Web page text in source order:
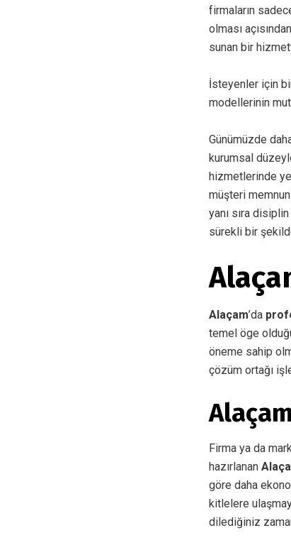
firmaların
olması
sunan bir
İsteyenler için
modellerinin
Günümüzde
kurumsal
hizmetlerinde
müşteri
yanı sıra
sürekli bir
Alaçam’da
temel öge
öneme sahip
çözüm ortağı
Firma ya da
hazırlanan
göre daha
kitlelere
dilediğiniz